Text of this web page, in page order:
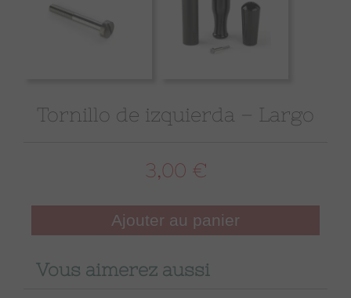
Tornillo de izquierda – Largo
3,00 €
Ajouter au panier
Vous aimerez aussi